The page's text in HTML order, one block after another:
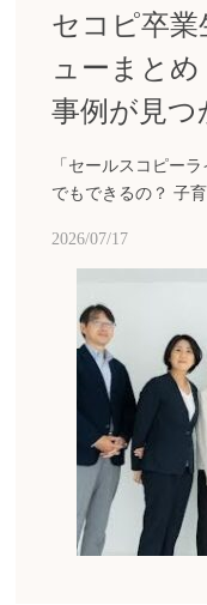
セコピ卒
ューまと
事例が見つ
「セールスコピー
でもできるの？ 子
2026/07/17